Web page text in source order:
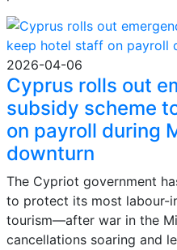
2026-04-06
Cyprus rolls out
subsidy scheme
on payroll during
downturn
The Cypriot government
to protect its most
tourism—after war in the
cancellations soaring and